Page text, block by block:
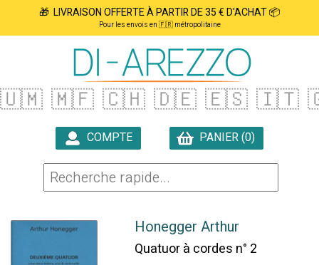
🎁 LIVRAISON OFFERTE À PARTIR DE 35 € D'ACHAT 📦
Pour les envois en 🇫🇷 métropolitaine
🇺🇲 🇲🇫 🇨🇭 🇩🇪 🇪🇸 🇮🇹
COMPTE
PANIER (0)
Honegger Arthur
Quatuor à cordes n° 2